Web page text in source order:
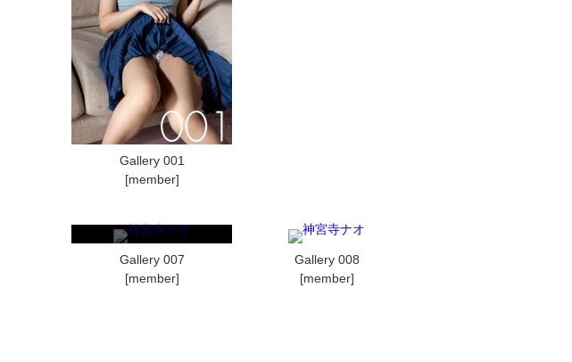
Gallery 001
[member]
Gallery 007
[member]
Gallery 008
[member]